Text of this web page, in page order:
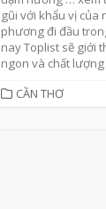
gũi với khẩu vị của
phương đi đầu
nay Toplist sẽ giới
ngon và chất lượng
CATEGORIES
CẦN THƠ